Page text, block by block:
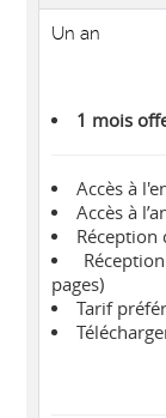
Un an
1 mois
Accès à
Accès à
Réception
pages)
Tarif